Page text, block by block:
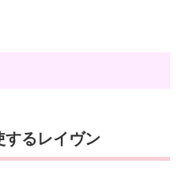
するレイヴン